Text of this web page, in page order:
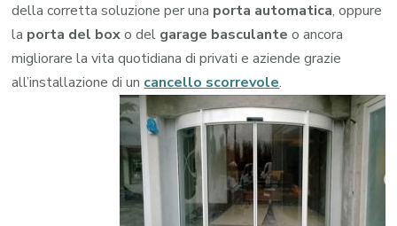
della corretta soluzione per una porta automatica, oppure
la porta del boxo del garage basculante o ancora
migliorare la vita quotidiana di privati e aziende grazie
all’installazione di un cancello scorrevole.